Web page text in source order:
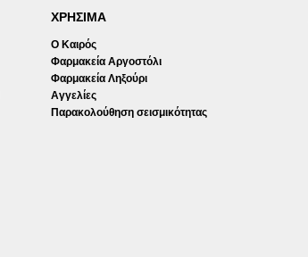
ΧΡΗΣΙΜΑ
Ο Καιρός
Φαρμακεία Αργοστόλι
Φαρμακεία Ληξούρι
Αγγελίες
Παρακολούθηση σεισμικότητας